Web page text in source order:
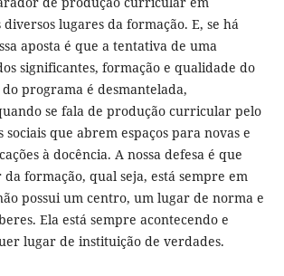
lugares da formação. E, se há
aposta é que a tentativa de uma
significantes, formação e qualidade do
programa é desmantelada,
se fala de produção curricular pelo
sociais que abrem espaços para novas e
à docência. A nossa defesa é que
formação, qual seja, está sempre em
possui um centro, um lugar de norma e
Ela está sempre acontecendo e
lugar de instituição de verdades.